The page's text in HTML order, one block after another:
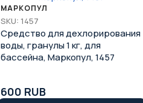
МАРКОПУЛ
SKU: 1457
Средство для дехлорирования
воды, гранулы 1 кг, для
бассейна, Маркопул, 1457
600 RUB